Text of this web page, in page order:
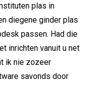
plas in
diegene ginder plas
passen. Had die
inrichten vanuit u net
ik nie zozeer
savonds door